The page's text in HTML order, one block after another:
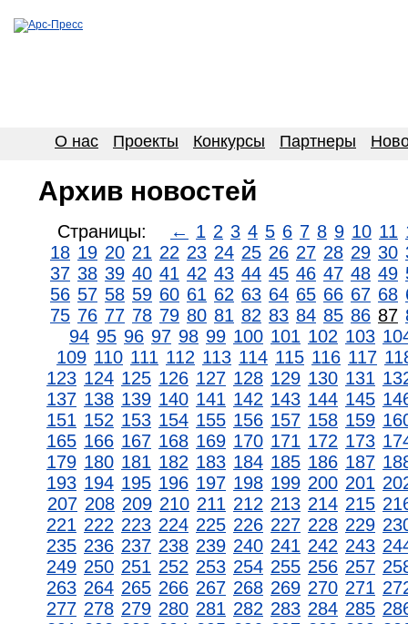
О нас Проекты Конкурсы Партнеры
Архив новостей
Страницы: ← 1 2 3 4 5 6 7 8 9 10 11
18 19 20 21 22 23 24 25 26 27 28 29 30
37 38 39 40 41 42 43 44 45 46 47 48 49
56 57 58 59 60 61 62 63 64 65 66 67 68
75 76 77 78 79 80 81 82 83 84 85 86 87
94 95 96 97 98 99 100 101 102 103
109 110 111 112 113 114 115 116 117
123 124 125 126 127 128 129 130 131
137 138 139 140 141 142 143 144 145
151 152 153 154 155 156 157 158 159
165 166 167 168 169 170 171 172 173
179 180 181 182 183 184 185 186 187
193 194 195 196 197 198 199 200 201
207 208 209 210 211 212 213 214 215
221 222 223 224 225 226 227 228 229
235 236 237 238 239 240 241 242 243
249 250 251 252 253 254 255 256 257
263 264 265 266 267 268 269 270 271
277 278 279 280 281 282 283 284 285